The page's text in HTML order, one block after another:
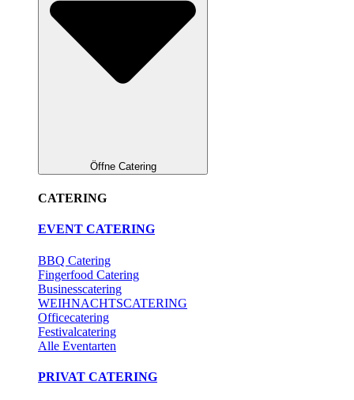
Öffne Catering
CATERING
EVENT CATERING
BBQ Catering
Fingerfood Catering
Businesscatering
WEIHNACHTSCATERING
Officecatering
Festivalcatering
Alle Eventarten
PRIVAT CATERING